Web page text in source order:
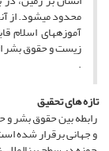
محدود می­شود. از
آموزه­های اسلام
زیست و حقوق بشر
.
تازه های تحقیق
رابطه بین حقوق بشر
و جهانی برقرار شده